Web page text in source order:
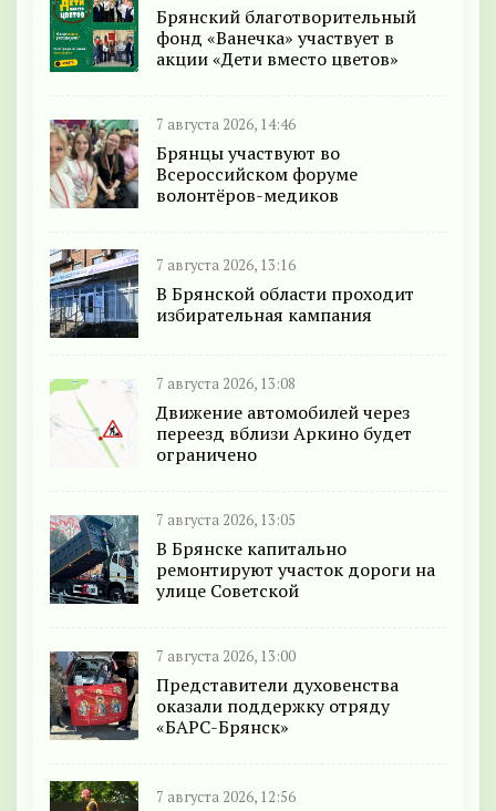
Брянский благотворительный
фонд «Ванечка» участвует в
акции «Дети вместо цветов»
7 августа 2026, 14:46
Брянцы участвуют во
Всероссийском форуме
волонтёров-медиков
7 августа 2026, 13:16
В Брянской области проходит
избирательная кампания
7 августа 2026, 13:08
Движение автомобилей через
переезд вблизи Аркино будет
ограничено
7 августа 2026, 13:05
В Брянске капитально
ремонтируют участок дороги на
улице Советской
7 августа 2026, 13:00
Представители духовенства
оказали поддержку отряду
«БАРС-Брянск»
7 августа 2026, 12:56